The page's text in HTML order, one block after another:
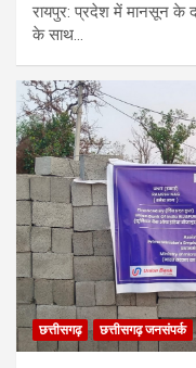
रायपुर: प्रदेश में मानसून के
के साथ…
छत्तीसगढ़ छत्तीसगढ़ जनसंपर्क